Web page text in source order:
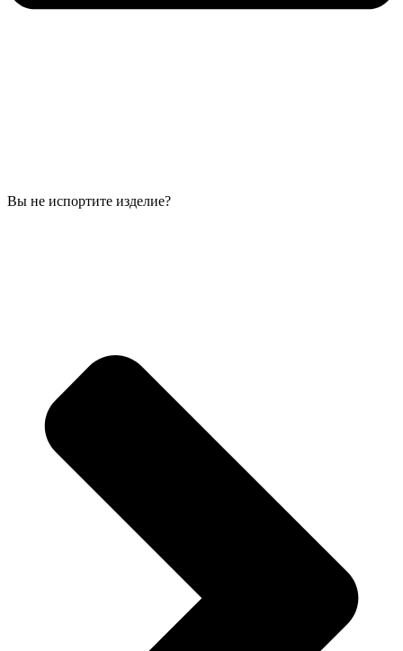
Вы не испортите изделие?